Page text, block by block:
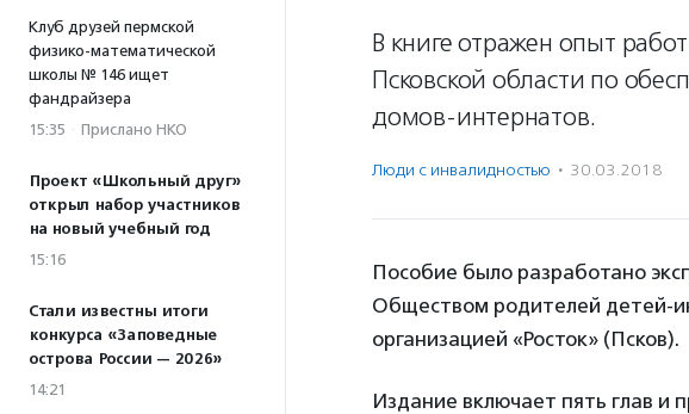
Клуб друзей пермской
физико-математической
школы № 146 ищет
фандрайзера
15:35 · Прислано НКО
Проект «Школьный друг»
открыл набор участников
на новый учебный год
15:16
Стали известны итоги
конкурса «Заповедные
острова России — 2026»
14:21
В книге отражен опыт
Псковской области по
домов-интернатов.
Люди с инвалидностью · 30.03.2018
Пособие было разработано
Обществом родителей детей-
организацией «Росток» (Псков).
Издание включает пять глав и